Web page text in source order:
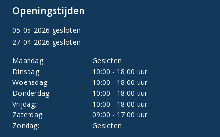
Openingstijden
05-05-2026 gesloten
27-04-2026 gesloten
Maandag:
Gesloten
Dinsdag:
10:00 - 18:00 uur
Woensdag:
10:00 - 18:00 uur
Donderdag:
10:00 - 18:00 uur
Vrijdag:
10:00 - 18:00 uur
Zaterdag:
09:00 - 17:00 uur
Zondag:
Gesloten